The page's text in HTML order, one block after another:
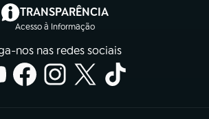
TRANSPARÊNCIA
Acesso à Informação
(abre em nova aba)
nos nas redes sociais